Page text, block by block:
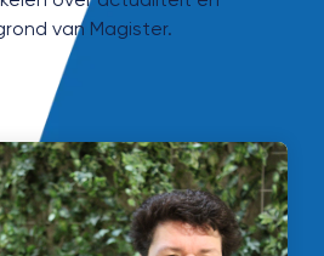
van Magister.